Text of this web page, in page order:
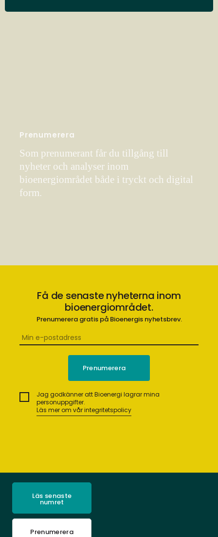
Prenumerera
Som prenumerant får du tillgång till
nyheter och analyser inom
bioenergiområdet både i tryckt och digital
form.
Få de senaste nyheterna inom
bioenergiområdet.
Prenumerera gratis på Bioenergis nyhetsbrev.
Jag godkänner att Bioenergi lagrar mina
personuppgifter.
Läs mer om vår integritetspolicy
Läs senaste
numret
Prenumerera